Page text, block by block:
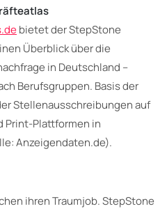
bietet der StepStone
Überblick über die
in Deutschland –
Berufsgruppen. Basis der
Stellenausschreibungen auf
Print-Plattformen in
Anzeigendaten.de).
ihren Traumjob. StepStone